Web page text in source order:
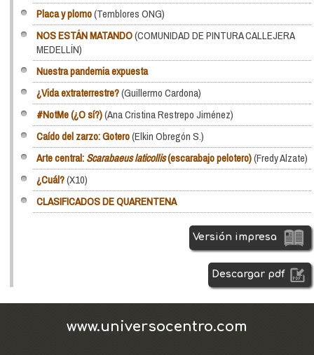
Placa y plomo(Temblores ONG)
NOS ESTÁN MATANDO(COMUNIDAD DE PINTURA CALLEJERA
MEDELLÍN)
Nuestra pandemia expuesta
¿Vida extraterrestre?(Guillermo Cardona)
#NotMe (¿O sí?)(Ana Cristina Restrepo Jiménez)
Caído del zarzo: Gotero(Elkin Obregón S.)
Arte central:Scarabaeus laticollis(escarabajo pelotero)(Fredy Alzate)
¿Cuál?(X10)
CLASIFICADOS DE QUARENTENA
Versión impresa
Descargar pdf
www.universocentro.com